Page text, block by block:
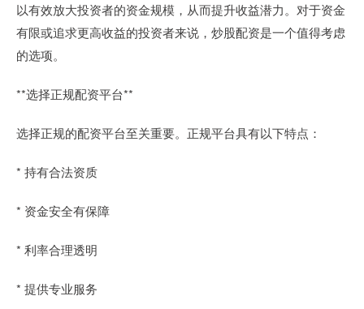
以有效放大投资者的资金规模，从而提升收益潜力。对于资金
有限或追求更高收益的投资者来说，炒股配资是一个值得考虑
的选项。
**选择正规配资平台**
选择正规的配资平台至关重要。正规平台具有以下特点：
* 持有合法资质
* 资金安全有保障
* 利率合理透明
* 提供专业服务